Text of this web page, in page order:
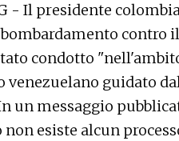
- Il presidente
contro
condotto
venezuelano guidato
un messaggio
esiste alcun